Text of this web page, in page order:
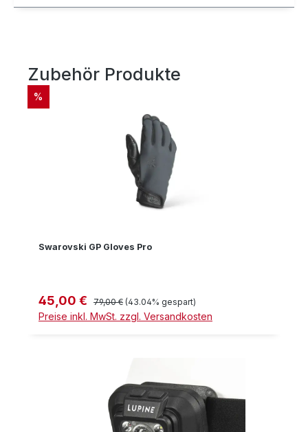
Produktgalerie überspringen
Zubehör Produkte
RABATT
%
Swarovski GP Gloves Pro
Verkaufspreis:
45,00 € Regulärer Preis:
79,00 € (43.04% gespart)
Preise inkl. MwSt. zzgl. Versandkosten